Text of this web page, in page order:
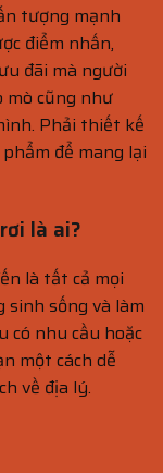
tượng mạnh
điểm nhấn,
đãi mà người
mò cũng như
Phải thiết kế
để mang lại
là ai?
là tất cả mọi
sinh sống và làm
có nhu cầu hoặc
một cách dễ
về địa lý.